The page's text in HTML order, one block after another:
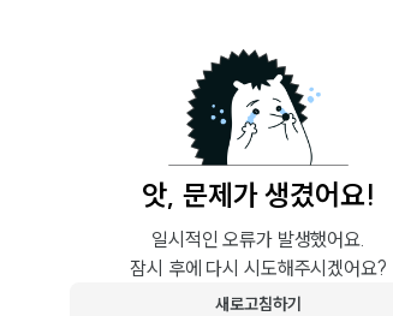
앗, 문제가 생겼어요!
일시적인 오류가 발생했어요.
잠시 후에 다시 시도해주시겠어요?
새로고침하기